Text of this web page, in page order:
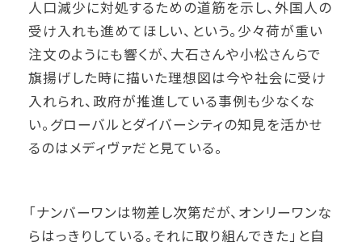
人口減少に対処するための道筋を示し、外国人の
受け入れも進めてほしい、という。少々荷が重い
注文のようにも響くが、大石さんや小松さんらで
旗揚げした時に描いた理想図は今や社会に受け
入れられ、政府が推進している事例も少なくな
い。グローバルとダイバーシティの知見を活かせ
るのはメディヴァだと見ている。
「ナンバーワンは物差し次第だが、オンリーワンな
らはっきりしている。それに取り組んできた」と自